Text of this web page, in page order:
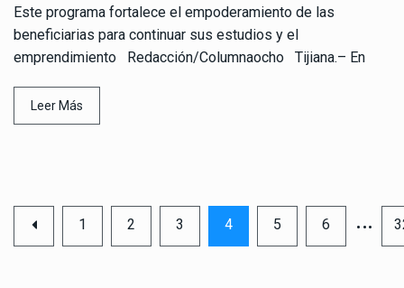
Este programa fortalece el empoderamiento de las
beneficiarias para continuar sus estudios y el
emprendimiento Redacción/Columnaocho Tijiana.– En
Leer Más
1 2 3 4 5 6 …